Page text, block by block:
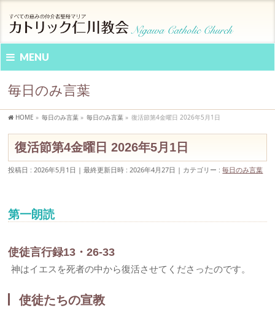
MENU
毎日のみ言葉
HOME » 毎日のみ言葉 » 毎日のみ言葉 » 復活節第4金曜日 2026年5月1日
復活節第4金曜日 2026年5月1日
投稿日 : 2026年5月1日 最終更新日時 : 2026年4月27日 カテゴリー :毎日のみ言葉
第一朗読
使徒言行録13・26-33
神はイエスを死者の中から復活させてくださったのです。
使徒たちの宣教